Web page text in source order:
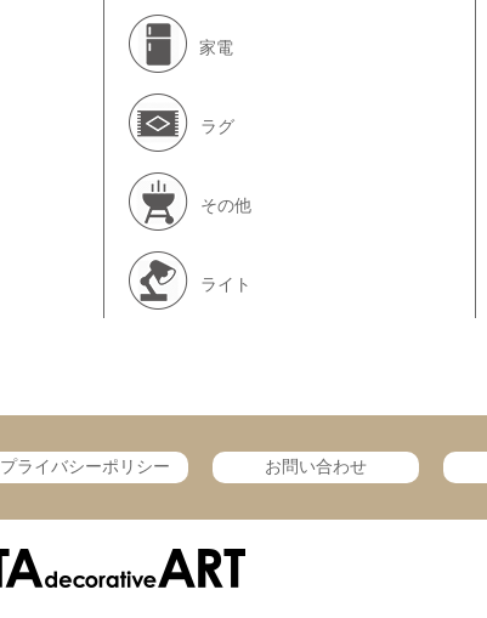
家電
ラグ
その他
ライト
プライバシーポリシー お問い合わせ